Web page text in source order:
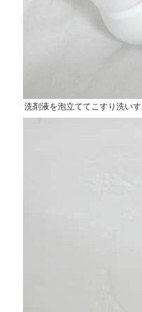
洗剤液を泡立ててこすり洗い